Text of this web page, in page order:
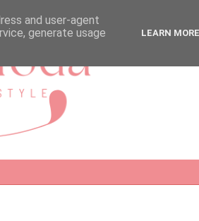
and user-agent
generate usage
LEARN MORE